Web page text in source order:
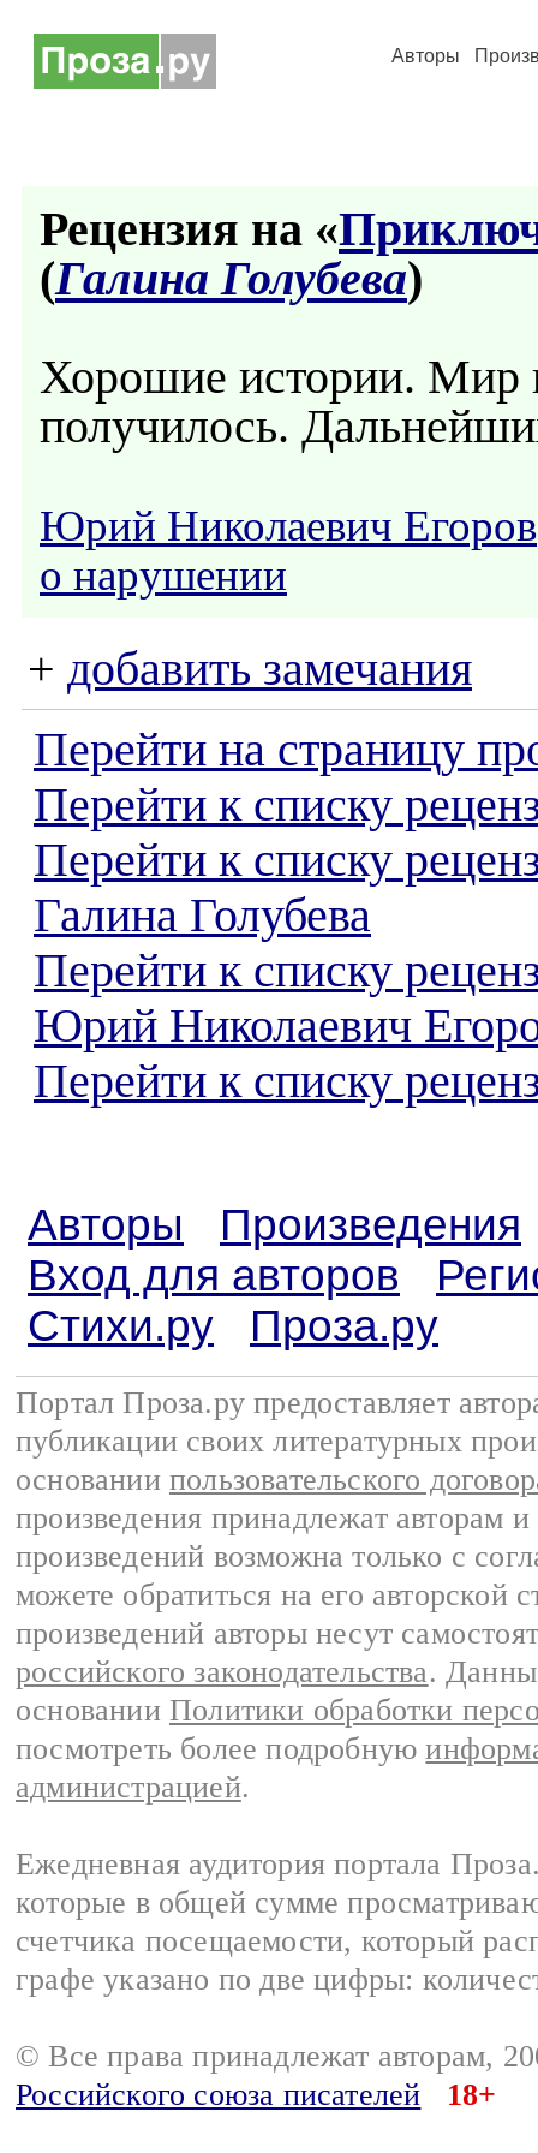
Авторы
Рецензия на «
(Галина Голубева)
Хорошие истории. Мир
получилось.
Юрий Николаевич Егоров
о нарушении
+ добавить замечания
Перейти на страницу
Перейти к списку
Перейти к списку
Галина Голубева
Перейти к списку
Юрий Николаевич
Перейти к списку
Авторы
Произведения
Вход для авторов
Стихи.ру
Проза.ру
Портал Проза.ру предоставляет
публикации своих литературных
основании пользовательского
произведения принадлежат авторам
произведений возможна только с
можете обратиться на его авторской
произведений авторы несут
российского законодательства.
основании Политики обработки
посмотреть более подробную
администрацией.
Ежедневная аудитория портала
которые в общей сумме
счетчика посещаемости, который
графе указано по две цифры:
© Все права принадлежат авторам,
Российского союза писателей
18+